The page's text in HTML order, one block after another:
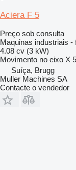
Aciera F 5
Preço sob consulta
Maquinas industriais -
4.08 cv (3 kW)
Movimento no eixo X
Suíça, Brugg
Muller Machines SA
Contacte o vendedor